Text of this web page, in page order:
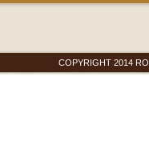
COPYRIGHT 2014